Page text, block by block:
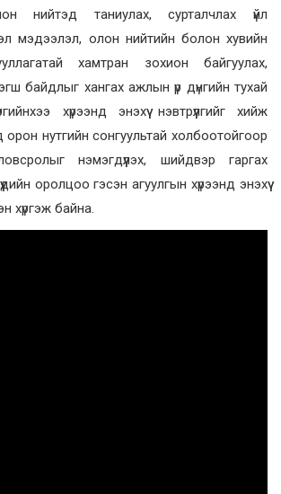
нийтэд таниулах, сурталчлах үйл
мэдээлэл, олон нийтийн болон хувийн
хамтран зохион байгуулах,
байдлыг хангах ажлын үр дүнгийн тухай
хүрээнд энэхүү нэвтрүүлгийг хийж
орон нутгийн сонгуультай холбоотойгоор
нэмэгдүүлэх, шийдвэр гаргах
оролцоо гэсэн агуулгын хүрээнд энэхүү
хүргэж байна.